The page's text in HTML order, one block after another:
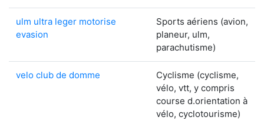
ulm ultra leger motorise
evasion
Sports aériens (avion,
planeur, ulm,
parachutisme)
velo club de domme
Cyclisme (cyclisme,
vélo, vtt, y compris
course d.orientation à
vélo, cyclotourisme)